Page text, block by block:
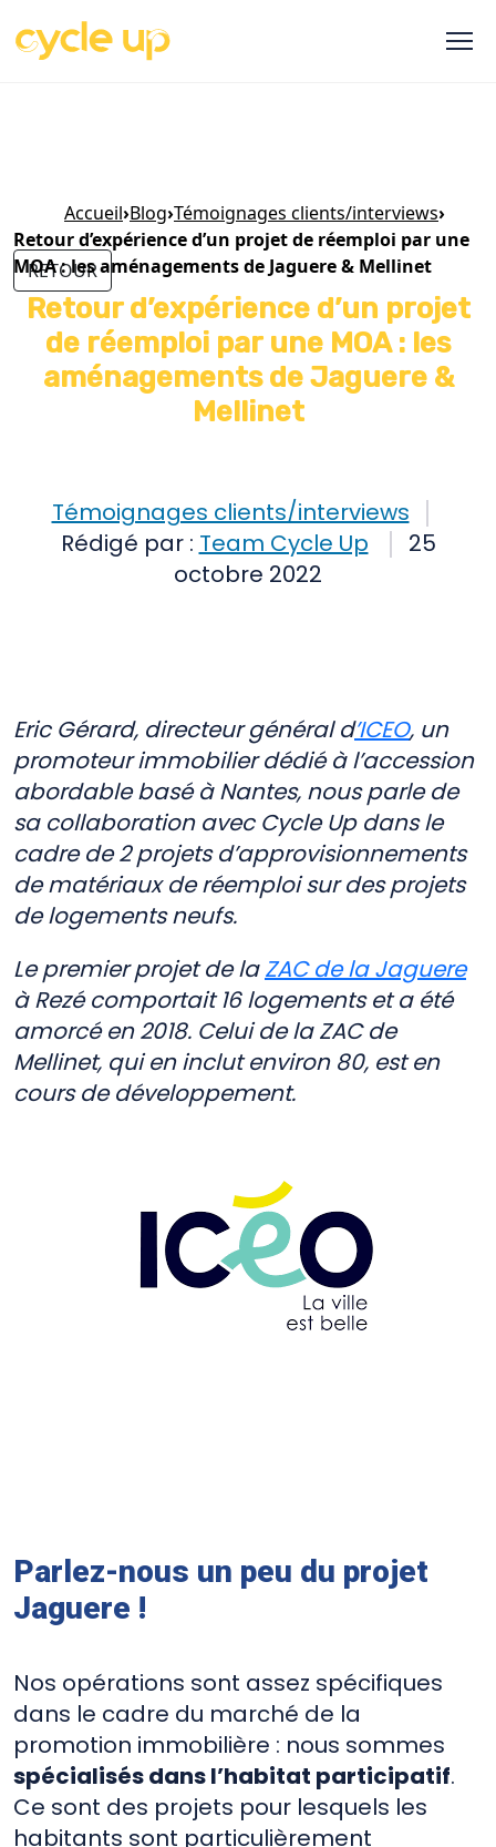
RETOUR
Retour d’expérience d’un projet
de réemploi par une MOA : les
aménagements de Jaguere &
Mellinet
Témoignages clients/interviews
Rédigé par : Team Cycle Up
25
octobre 2022
Accueil›Blog›Témoignages clients/interviews›
Retour d’expérience d’un projet de réemploi par une
MOA : les aménagements de Jaguere & Mellinet
Eric Gérard, directeur général d’ICEO, un
promoteur immobilier dédié à l’accession
abordable basé à Nantes, nous parle de
sa collaboration avec Cycle Up dans le
cadre de 2 projets d’approvisionnements
de matériaux de réemploi sur des projets
de logements neufs.
Le premier projet de laZAC de la Jaguere
à Rezé comportait 16 logements et a été
amorcé en 2018. Celui de la ZAC de
Mellinet, qui en inclut environ 80, est en
cours de développement.
Parlez-nous un peu du projet
Jaguere !
Nos opérations sont assez spécifiques
dans le cadre du marché de la
promotion immobilière : nous sommes
spécialisés dans l’habitat participatif.
Ce sont des projets pour lesquels les
habitants sont particulièrement